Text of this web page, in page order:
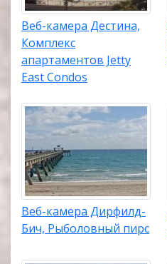
Веб-камера Дестина,
Комплекс
апартаментов Jetty
East Condos
Веб-камера Дирфилд-
Бич, Рыболовный пирс